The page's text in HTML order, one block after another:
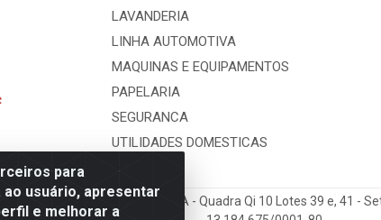
para
usuário, apresentar
e melhorar a
LAVANDERIA
LINHA AUTOMOTIVA
MAQUINAS E EQUIPAMENTOS
PAPELARIA
SEGURANCA
UTILIDADES DOMESTICAS
Comercio e Distribuicao LTDA - Quadra Qi 10 Lotes 39 e, 41 -